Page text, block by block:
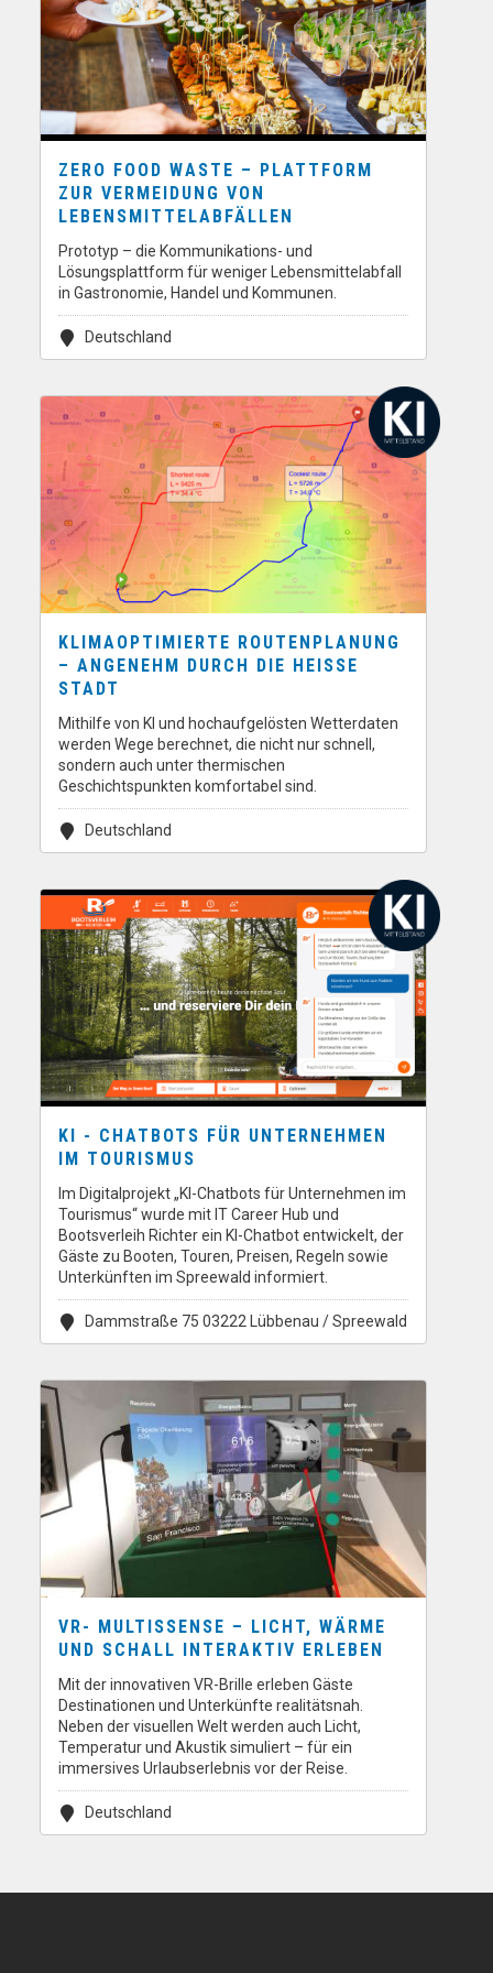
ZERO FOOD WASTE – PLATTFORM
ZUR VERMEIDUNG VON
LEBENSMITTELABFÄLLEN
Prototyp – die Kommunikations- und
Lösungsplattform für weniger Lebensmittelabfall
in Gastronomie, Handel und Kommunen.
Deutschland
KLIMAOPTIMIERTE ROUTENPLANUNG
– ANGENEHM DURCH DIE HEISSE S
TADT
Mithilfe von KI und hochaufgelösten Wetterdaten
werden Wege berechnet, die nicht nur schnell,
sondern auch unter thermischen
Geschichtspunkten komfortabel sind.
Deutschland
KI - CHATBOTS FÜR UNTERNEHMEN
IM TOURISMUS
Im Digitalprojekt „KI-Chatbots für Unternehmen im
Tourismus“ wurde mit IT Career Hub und
Bootsverleih Richter ein KI-Chatbot entwickelt, der
Gäste zu Booten, Touren, Preisen, Regeln sowie
Unterkünften im Spreewald informiert.
Dammstraße 75 03222 Lübbenau / Spreewald
VR- MULTISSENSE – LICHT, WÄRME
UND SCHALL INTERAKTIV ERLEBEN
Mit der innovativen VR-Brille erleben Gäste
Destinationen und Unterkünfte realitätsnah.
Neben der visuellen Welt werden auch Licht,
Temperatur und Akustik simuliert – für ein
immersives Urlaubserlebnis vor der Reise.
Deutschland